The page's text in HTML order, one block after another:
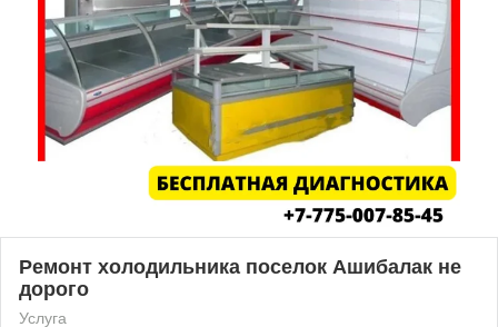
Ремонт холодильника поселок Ашибалак не
дорого
Услуга